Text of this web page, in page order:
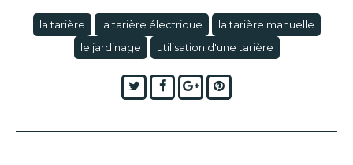
la tarière la tarière électrique
la tarière manuelle
le jardinage
utilisation d'une tarière
TwitterFacebook
Google+Pinterest